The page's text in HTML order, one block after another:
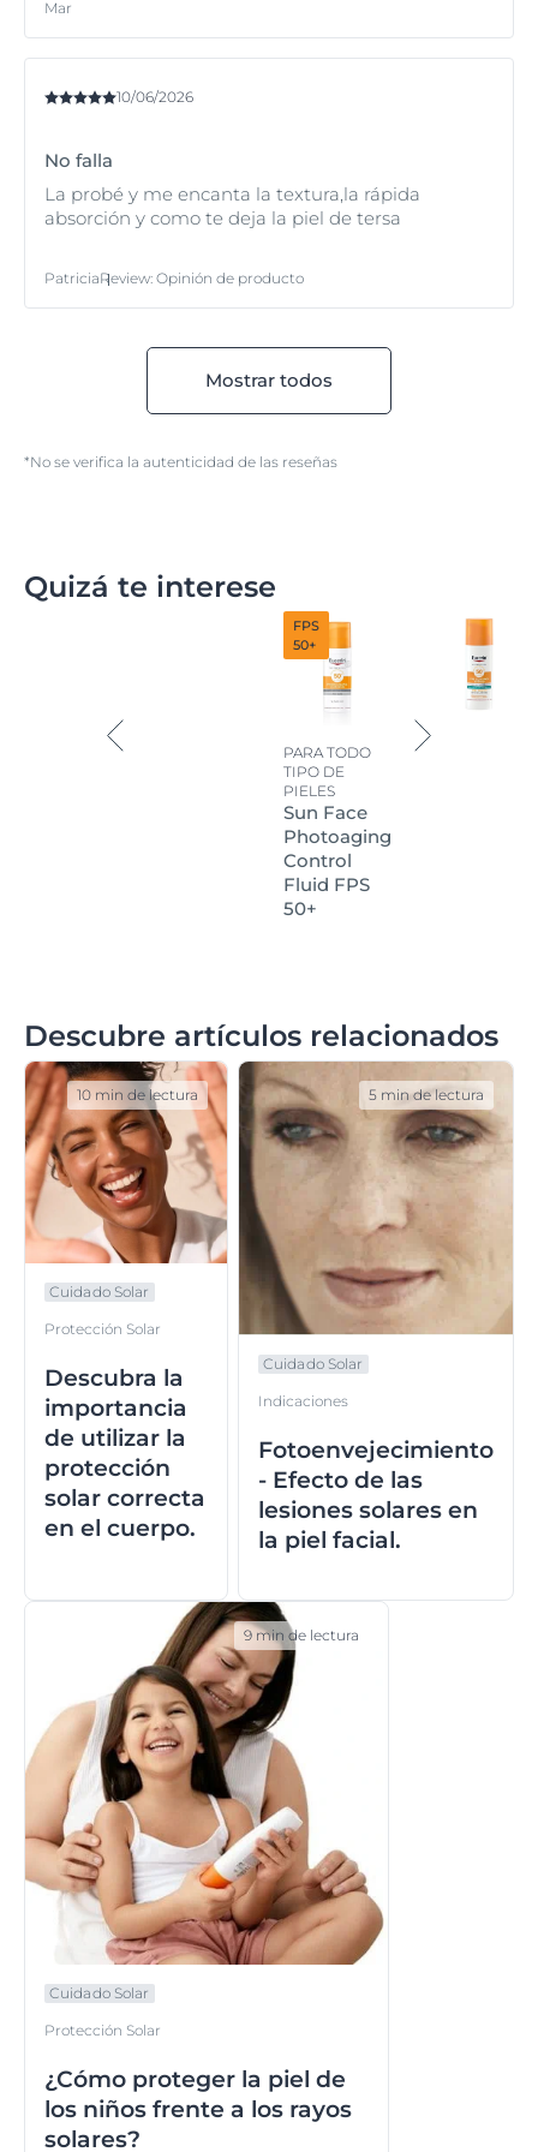
más sensibles debido a alguna medicación o a
tratamientos de peeling, pero le recomendamos que
utilice Eucerin Sun Gel-Cream Oil Control Dry Touch
que necesita. El FPS 30 y el FPS 50+ son no
ingredientes que puedan bloquear los poros y
La fórmula ultraligera contiene la tecnología Oil
carnitina y micropartículas absorbentes. Deja un
Mar
10/06/2026
No falla
La probé y me encanta la textura,la rápida
absorción y como te deja la piel de tersa
PatriciaReview: Opinión de producto
Mostrar todos
*No se verifica la autenticidad de las reseñas
Quizá te interese
FPS
50+
PARA TODO
TIPO DE
PIELES
Sun Face
Photoaging
Control
Fluid FPS
50+
Descubre artículos relacionados
Cuidado Solar
Protección Solar
Descubra la
importancia
de utilizar la
protección
solar correcta
en el cuerpo.
10 min de lectura
Cuidado Solar
Indicaciones
Fotoenvejecimiento
- Efecto de las
lesiones solares en
la piel facial.
5 min de lectura
Cuidado Solar
Protección Solar
¿Cómo proteger la piel de
los niños frente a los rayos
solares?
9 min de lectura